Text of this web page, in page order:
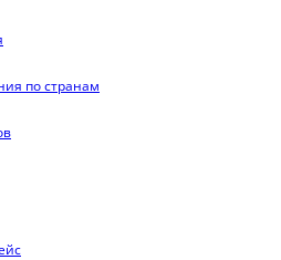
по странам